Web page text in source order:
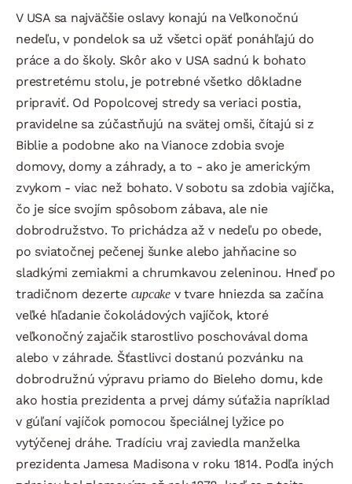
V USA sa najväčšie oslavy konajú na Veľkonočnú
nedeľu, v pondelok sa už všetci opäť ponáhľajú do
práce a do školy. Skôr ako v USA sadnú k bohato
prestretému stolu, je potrebné všetko dôkladne
pripraviť. Od Popolcovej stredy sa veriaci postia,
pravidelne sa zúčastňujú na svätej omši, čítajú si z
Biblie a podobne ako na Vianoce zdobia svoje
domovy, domy a záhrady, a to - ako je americkým
zvykom - viac než bohato. V sobotu sa zdobia vajíčka,
čo je síce svojím spôsobom zábava, ale nie
dobrodružstvo. To prichádza až v nedeľu po obede,
po sviatočnej pečenej šunke alebo jahňacine so
sladkými zemiakmi a chrumkavou zeleninou. Hneď po
tradičnom dezerte cupcakev tvare hniezda sa začína
veľké hľadanie čokoládových vajíčok, ktoré
veľkonočný zajačik starostlivo poschovával doma
alebo v záhrade. Šťastlivci dostanú pozvánku na
dobrodružnú výpravu priamo do Bieleho domu, kde
ako hostia prezidenta a prvej dámy súťažia napríklad
v gúľaní vajíčok pomocou špeciálnej lyžice po
vytýčenej dráhe. Tradíciu vraj zaviedla manželka
prezidenta Jamesa Madisona v roku 1814. Podľa iných